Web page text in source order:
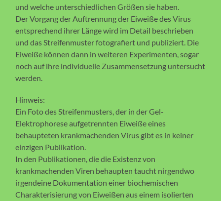
und welche unterschiedlichen Größen sie haben.
Der Vorgang der Auftrennung der Eiweiße des Virus
entsprechend ihrer Länge wird im Detail beschrieben
und das Streifenmuster fotografiert und publiziert. Die
Eiweiße können dann in weiteren Experimenten, sogar
noch auf ihre individuelle Zusammensetzung untersucht
werden.
Hinweis:
Ein Foto des Streifenmusters, der in der Gel-
Elektrophorese aufgetrennten Eiweiße eines
behaupteten krankmachenden Virus gibt es in keiner
einzigen Publikation.
In den Publikationen, die die Existenz von
krankmachenden Viren behaupten taucht nirgendwo
irgendeine Dokumentation einer biochemischen
Charakterisierung von Eiweißen aus einem isolierten